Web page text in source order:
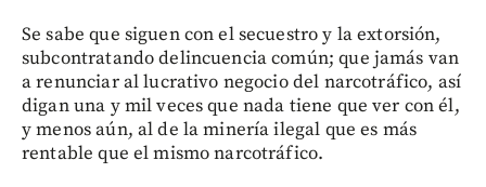
Se sabe que siguen con el secuestro y la extorsión,
subcontratando delincuencia común; que jamás van
a renunciar al lucrativo negocio del narcotráfico, así
digan una y mil veces que nada tiene que ver con él,
y menos aún, al de la minería ilegal que es más
rentable que el mismo narcotráfico.